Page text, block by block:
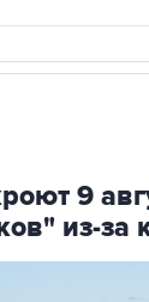
9
из-за